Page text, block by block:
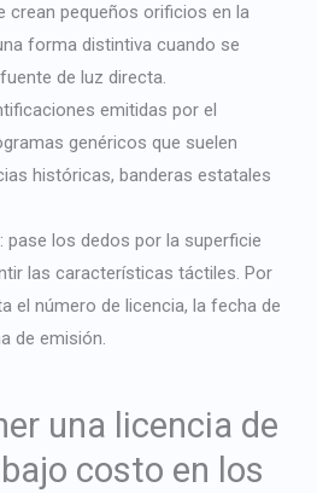
crean pequeños orificios en la
forma distintiva cuando se
de luz directa.
emitidas por el
genéricos que suelen
históricas, banderas estatales
pase los dedos por la superficie
las características táctiles. Por
el número de licencia, la fecha de
de emisión.
una licencia de
costo en los